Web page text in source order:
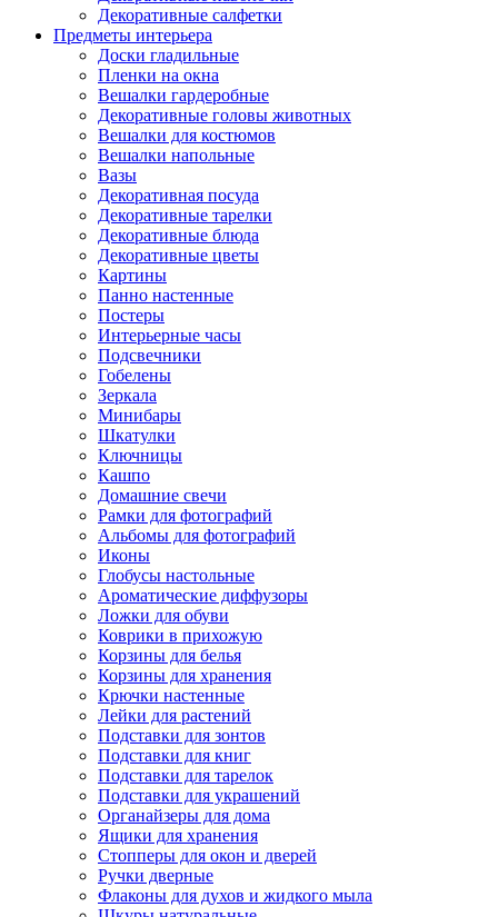
Декоративные салфетки
Предметы интерьера
Доски гладильные
Пленки на окна
Вешалки гардеробные
Декоративные головы животных
Вешалки для костюмов
Вешалки напольные
Вазы
Декоративная посуда
Декоративные тарелки
Декоративные блюда
Декоративные цветы
Картины
Панно настенные
Постеры
Интерьерные часы
Подсвечники
Гобелены
Зеркала
Минибары
Шкатулки
Ключницы
Кашпо
Домашние свечи
Рамки для фотографий
Альбомы для фотографий
Иконы
Глобусы настольные
Ароматические диффузоры
Ложки для обуви
Коврики в прихожую
Корзины для белья
Корзины для хранения
Крючки настенные
Лейки для растений
Подставки для зонтов
Подставки для книг
Подставки для тарелок
Подставки для украшений
Органайзеры для дома
Ящики для хранения
Стопперы для окон и дверей
Ручки дверные
Флаконы для духов и жидкого мыла